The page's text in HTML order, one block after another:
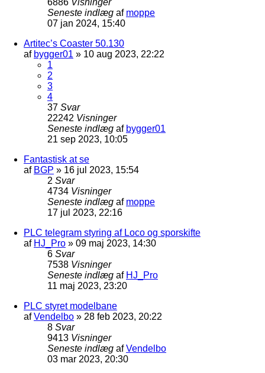
Seneste indlæg af moppe
07 jan 2024, 15:40
Artitec’s Coaster 50.130
af bygger01 » 10 aug 2023, 22:22
1
2
3
4
37 Svar
22242 Visninger
Seneste indlæg af bygger01
21 sep 2023, 10:05
Fantastisk at se
af BGP » 16 jul 2023, 15:54
2 Svar
4734 Visninger
Seneste indlæg af moppe
17 jul 2023, 22:16
PLC telegram styring af Loco og sporskifte
af HJ_Pro » 09 maj 2023, 14:30
6 Svar
7538 Visninger
Seneste indlæg af HJ_Pro
11 maj 2023, 23:20
PLC styret modelbane
afVendelbo » 28 feb 2023, 20:22
8 Svar
9413 Visninger
Seneste indlæg afVendelbo
03 mar 2023, 20:30